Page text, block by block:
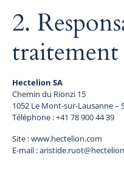
2.
traitement
Hectelion SA
Chemin du Rionzi 15
1052 Le Mont-sur-Lausanne –
Téléphone : +41 78 900 44 39
Site : www.hectelion.com
E-mail :